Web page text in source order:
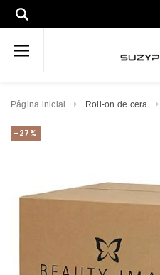
Página inicial Roll-on de cera
-27%